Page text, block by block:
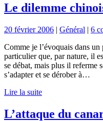
Le dilemme
20 février 2006 | Général | 6
Comme je l’évoquais dans
particulier que, par nature, il
se débat, mais plus il referme
s’adapter et se dérober à…
Lire la suite
L’attaque du